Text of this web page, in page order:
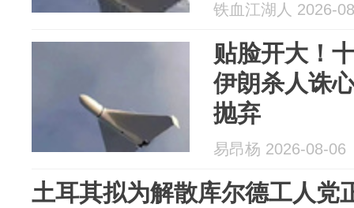
铁血江湖人 2026-
贴脸开大！
伊朗杀人诛
抛弃
易昂杨 2026-08-06
土耳其拟为解散库尔德工人党